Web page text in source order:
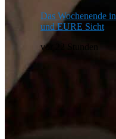
Das Wochenende
und EURE Sicht
vor 22 Stunden